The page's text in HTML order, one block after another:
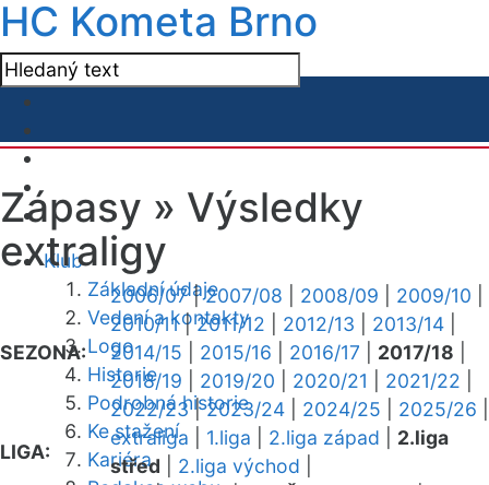
HC Kometa Brno
Klub
Základní údaje
Vedení a kontakty
Logo
Historie
Podrobná historie
Ke stažení
Kariéra
Zápasy » Výsledky
extraligy
SEZONA:
2006/07|2007/08 2008/09 2009/10
2010/11|2011/12 2012/13 2013/14
2014/15
2015/16 2016/17 2017/18
2018/19
2019/20 2020/21 2021/22
2022/23|2023/24 2024/25 2025/26
LIGA:
extraliga 1.liga 2.liga západ
2.liga
střed
2.liga východ